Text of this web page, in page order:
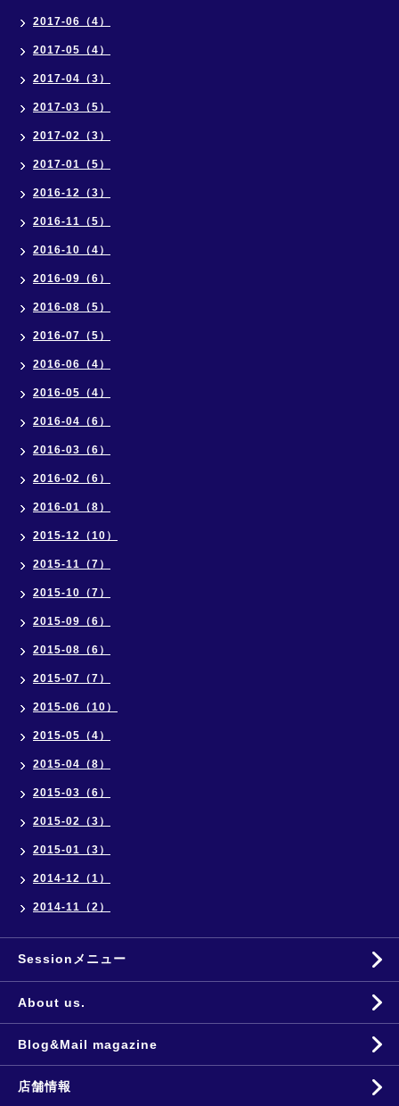
2017-06（4）
2017-05（4）
2017-04（3）
2017-03（5）
2017-02（3）
2017-01（5）
2016-12（3）
2016-11（5）
2016-10（4）
2016-09（6）
2016-08（5）
2016-07（5）
2016-06（4）
2016-05（4）
2016-04（6）
2016-03（6）
2016-02（6）
2016-01（8）
2015-12（10）
2015-11（7）
2015-10（7）
2015-09（6）
2015-08（6）
2015-07（7）
2015-06（10）
2015-05（4）
2015-04（8）
2015-03（6）
2015-02（3）
2015-01（3）
2014-12（1）
2014-11（2）
Sessionメニュー
About us.
Blog&Mail magazine
店舗情報